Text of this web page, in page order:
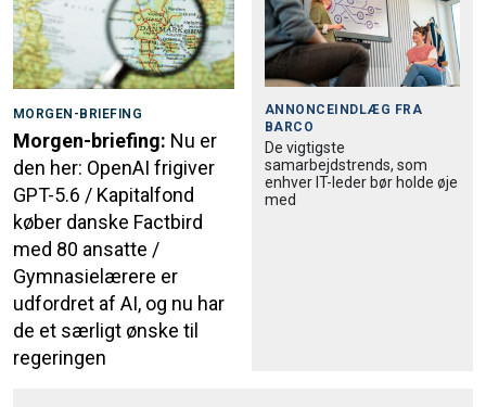
MORGEN-BRIEFING
Morgen-briefing: Nu er
den her: OpenAI frigiver
GPT-5.6 / Kapitalfond
køber danske Factbird
med 80 ansatte /
Gymnasielærere er
udfordret af AI, og nu har
de et særligt ønske til
regeringen
ANNONCEINDLÆG FRA
BARCO
De vigtigste
samarbejdstrends, som
enhver IT-leder bør holde øje
med